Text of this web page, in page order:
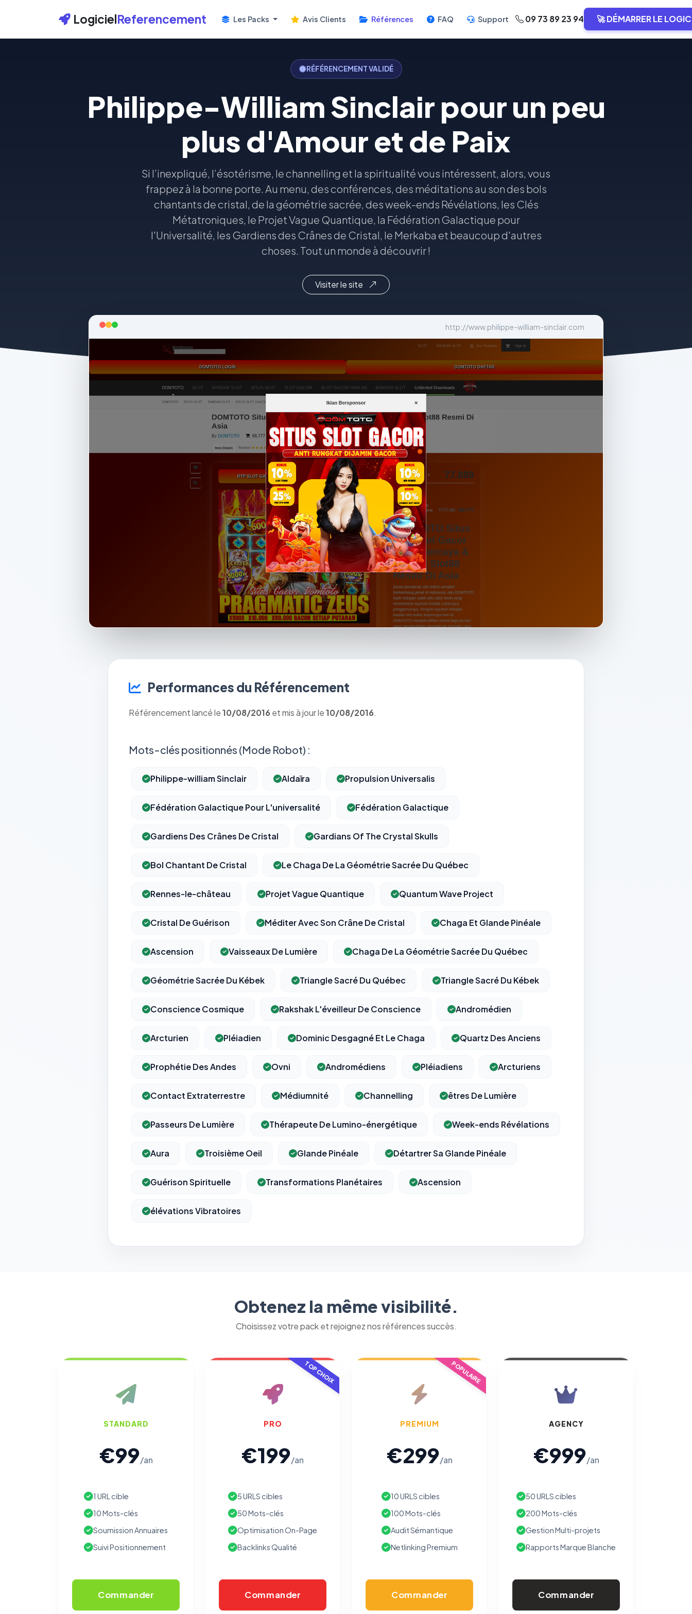
LogicielReferencement Les Packs Avis Clients Références FAQ Support 09 73 89 23 94 🚀 DÉMARRER LE
RÉFÉRENCEMENT VALIDÉ
Philippe-William Sinclair pour un peu
plus d'Amour et de Paix
Si l’inexpliqué, l’ésotérisme, le channelling et la spiritualité vous intéressent, alors, vous
frappez à la bonne porte. Au menu, des conférences, des méditations au son des bols
chantants de cristal, de la géométrie sacrée, des week-ends Révélations, les Clés
Métatroniques, le Projet Vague Quantique, la Fédération Galactique pour
l'Universalité, les Gardiens des Crânes de Cristal, le Merkaba et beaucoup d'autres
choses. Tout un monde à découvrir !
Visiter le site
http://www.philippe-william-sinclair.com
Performances du Référencement
Référencement lancé le10/08/2016 et mis à jour le10/08/2016.
Mots-clés positionnés (Mode Robot) :
Philippe-william Sinclair Aldaïra Propulsion Universalis
Fédération Galactique Pour L'universalité Fédération Galactique
Gardiens Des Crânes De Cristal Gardians Of The Crystal Skulls
Bol Chantant De Cristal Le Chaga De La Géométrie Sacrée Du Québec
Rennes-le-château Projet Vague Quantique Quantum Wave Project
Cristal De Guérison Méditer Avec Son Crâne De Cristal Chaga Et Glande Pinéale
Ascension Vaisseaux De Lumière Chaga De La Géométrie Sacrée Du Québec
Géométrie Sacrée Du Kébek Triangle Sacré Du Québec Triangle Sacré Du Kébek
Conscience Cosmique Rakshak L'éveilleur De Conscience Andromédien
Arcturien Pléiadien Dominic Desgagné Et Le Chaga Quartz Des Anciens
Prophétie Des Andes Ovni Andromédiens Pléiadiens Arcturiens
Contact Extraterrestre Médiumnité Channelling êtres De Lumière
Passeurs De Lumière Thérapeute De Lumino-énergétique Week-ends Révélations
Aura Troisième Oeil Glande Pinéale Détartrer Sa Glande Pinéale
Guérison Spirituelle Transformations Planétaires Ascension
élévations Vibratoires
Obtenez la même visibilité.
Choisissez votre pack et rejoignez nos références succès.
STANDARD
€99/an
1 URL cible
10 Mots-clés
Soumission Annuaires
Suivi Positionnement
Commander
TOP CHOIX
PRO
€199/an
5 URLS cibles
50 Mots-clés
Optimisation On-Page
Backlinks Qualité
Commander
POPULAIRE
PREMIUM
€299/an
10 URLS cibles
100 Mots-clés
Audit Sémantique
Netlinking Premium
Commander
AGENCY
€999/an
50 URLS cibles
200 Mots-clés
Gestion Multi-projets
Rapports Marque Blanche
Commander
⚙️
Cookies essentiels TOUJOURS ACTIF
mémorisation de vos choix de consentement. Ils ne peuvent
pas être désactivés.
Nous aident à comprendre comment vous utilisez le site
(pages visitées, durée de visite) pour l'améliorer. Données
Permettent d'afficher des publicités pertinentes et de
votre navigation.